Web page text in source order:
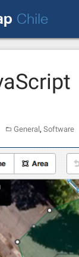
Chile
General, Software